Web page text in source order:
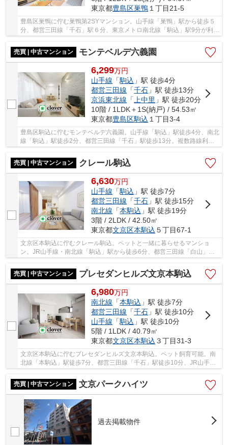
東京都豊島区巣鴨 １丁目21-5
豊島区巣鴨に佇む巣鴨第2SYマンション。山手線「巣鴨」駅から徒歩５
分、都営三田線「千石」駅６分、東京メトロ南北線「駒込」駅9分が利用
売買 | 中古マンション
モンテベルデ六義園
6,299万円
山手線 「駒込 」駅 徒歩4分
都営三田線 「千石 」駅 徒歩13分
京浜東北線 「 上中里 」駅 徒歩20分
10階 / 1LDK＋1S(納戸) / 54.53㎡
東京都豊島区駒込 １丁目3-4
豊島区駒込に佇むモンテベルデ六義園。山手線「駒込」駅徒歩4分、南北
線「駒込」駅徒歩2分、都営三田線「千石」駅徒歩13分。複数路線利用
可能で利便性良好です。1981年築、SRC造地下1...
売買 | 中古マンション
クレール駒込
6,630万円
山手線 「駒込 」駅 徒歩7分
都営三田線 「千石 」駅 徒歩15分
南北線 「本駒込 」駅 徒歩19分
3階 / 2LDK / 42.50㎡
東京都文京区本駒込 ５丁目67-1
文京区本駒込に佇むクレール駒込。ペットと一緒に暮らせるマンショ
ン。JR山手線・南北線「駒込」駅から徒歩6分、都営三田線「白山」駅
も徒歩15分と、複数路線利用可能な立地。閑静な住...
売買 | 中古マンション
プレセダンヒルズ文京本駒込
6,980万円
南北線 「本駒込 」駅 徒歩7分
都営三田線 「千石 」駅 徒歩10分
山手線 「駒込 」駅 徒歩10分
5階 / 1LDK / 40.79㎡
東京都文京区本駒込 ３丁目31-3
文京区本駒込に佇むプレセダンヒルズ文京本駒込。ペット飼育可能。南
北線「本駒込」駅徒歩7分、都営三田線「千石」駅徒歩10分、JR山手線
「駒込」駅徒歩10分。複数駅路線が利用可能な便...
売買 | 中古マンション
文京パークハイツ
過去掲載物件